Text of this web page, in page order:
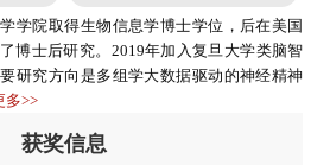
学院取得生物信息学博士学位，后在美国
博士后研究。2019年加入复旦大学类脑智
研究方向是多组学大数据驱动的神经精神
多>>
获奖信息